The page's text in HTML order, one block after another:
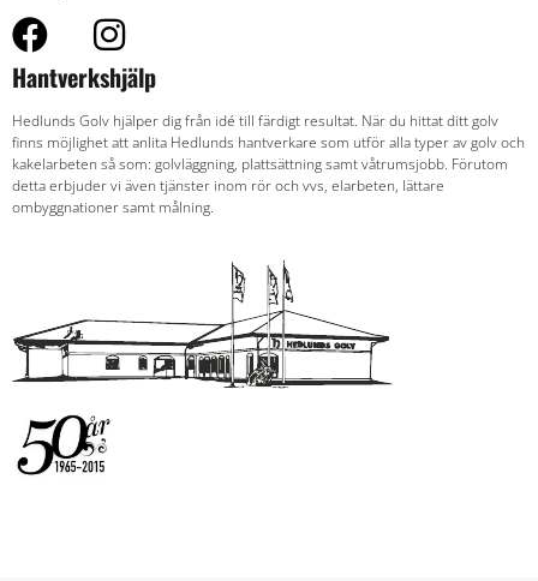
Hantverkshjälp
Hedlunds Golv hjälper dig från idé till färdigt resultat. När du hittat ditt golv
finns möjlighet att anlita Hedlunds hantverkare som utför alla typer av golv och
kakelarbeten så som: golvläggning, plattsättning samt våtrumsjobb. Förutom
detta erbjuder vi även tjänster inom rör och vvs, elarbeten, lättare
ombyggnationer samt målning.